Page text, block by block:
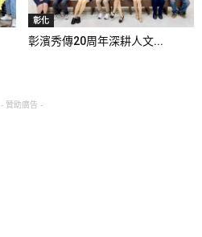
彰化
彰濱秀傳20周年深耕人文...
- 贊助廣告 -